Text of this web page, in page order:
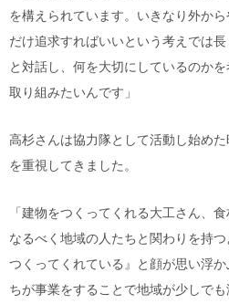
を構えられています。いきなり外か
だけ追求すればいいという考えでは
と対話し、何を大切にしているのか
取り組みたいんです」
高杉さんは協力隊として活動し始め
を重視してきました。
「建物をつくってくれる大工さん、
なるべく地域の人たちと関わりを持
つくってくれている』と顔が思い浮
ちが事業をすることで地域が少しで